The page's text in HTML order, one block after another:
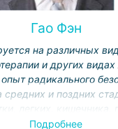
Гао Фэн
на различных
и других видах
радикального
средних и поздних
рака, метастазов в
Подробнее